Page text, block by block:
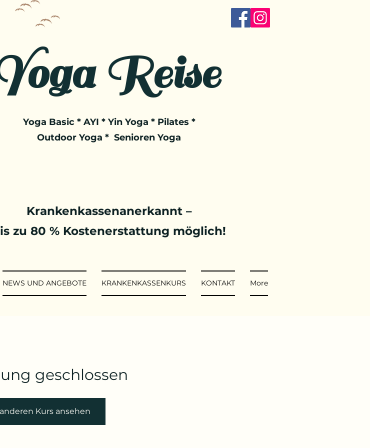
Reise
Yoga Basic * AYI * Yin Yoga * Pilates *
Outdoor Yoga * Senioren Yoga
Krankenkassenanerkannt –
zu 80 % Kostenerstattung möglich!
NEWS UND ANGEBOTE KRANKENKASSENKURS KONTAKT More
geschlossen
Kurs ansehen